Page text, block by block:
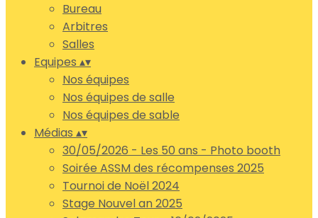
Bureau
Arbitres
Salles
Equipes ▴▾
Nos équipes
Nos équipes de salle
Nos équipes de sable
Médias ▴▾
30/05/2026 - Les 50 ans - Photo booth
Soirée ASSM des récompenses 2025
Tournoi de Noël 2024
Stage Nouvel an 2025